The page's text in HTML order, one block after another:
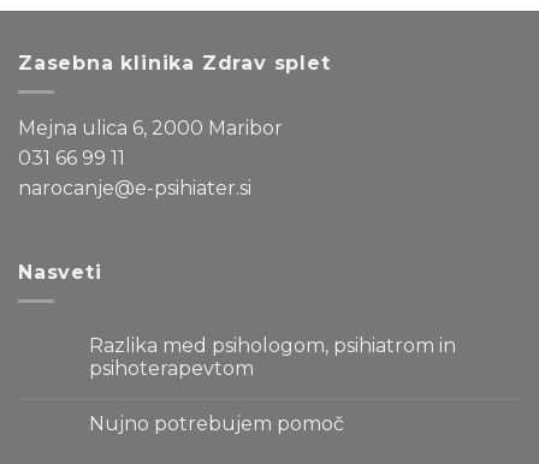
Zasebna klinika Zdrav splet
Mejna ulica 6, 2000 Maribor
031 66 99 11
narocanje@e-psihiater.si
Nasveti
Razlika med psihologom, psihiatrom in
psihoterapevtom
na
Razlika
Nujno potrebujem pomoč